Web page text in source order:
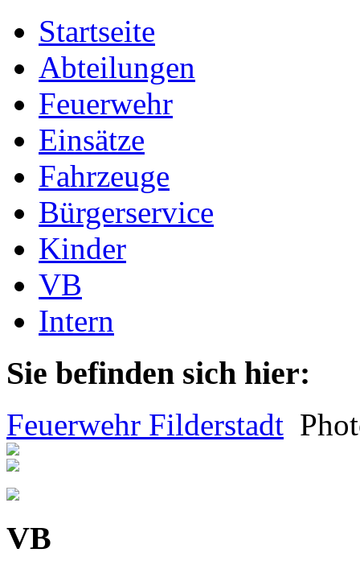
Startseite
Abteilungen
Feuerwehr
Einsätze
Fahrzeuge
Bürgerservice
Kinder
VB
Intern
Sie befinden sich hier:
Feuerwehr Filderstadt
VB